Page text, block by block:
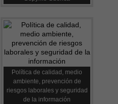
Política de calidad, medio
ambiente, prevención de
riesgos laborales y seguridad
de la información